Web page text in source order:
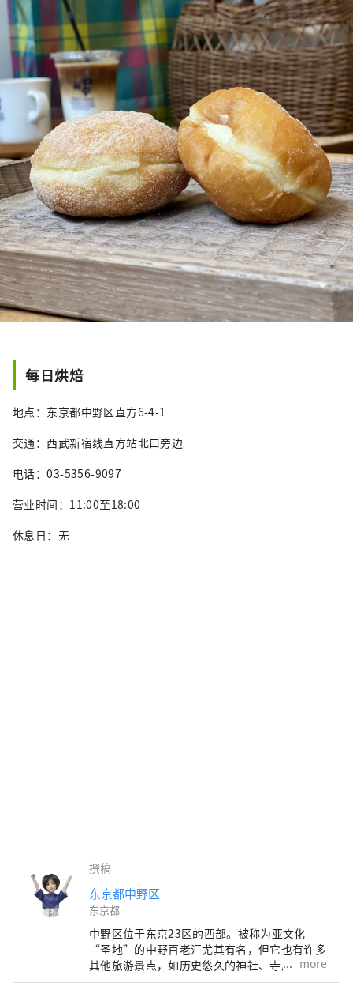
每日烘焙
地点：东京都中野区直方6-4-1
交通：西武新宿线直方站北口旁边
电话：03-5356-9097
营业时间：11:00至18:00
休息日：无
撰稿
东京都中野区
东京都
中野区位于东京23区的西部。被称为亚文化
“圣地”的中野百老汇尤其有名，但它也有许多
其他旅游景点，如历史悠久的神社、寺庙和美
食。 中野站周边地区正在进行据说每100年一次
more